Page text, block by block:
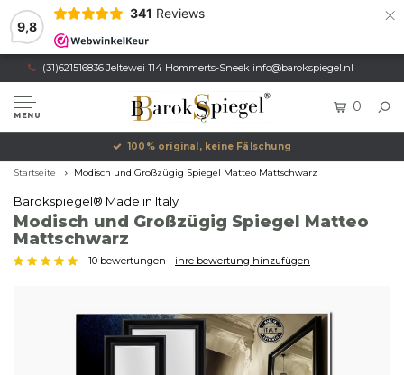
9,8
341 Reviews ×
(31)621516836 Jeltewei 114 Hommerts-Sneek info@barokspiegel.nl
MENU
0
100% original, keine Fälschung
Startseite Modisch und Großzügig Spiegel Matteo Mattschwarz
Barokspiegel® Made in Italy
Modisch und Großzügig Spiegel Matteo
Mattschwarz
10 bewertungen - ihre bewertung hinzufügen